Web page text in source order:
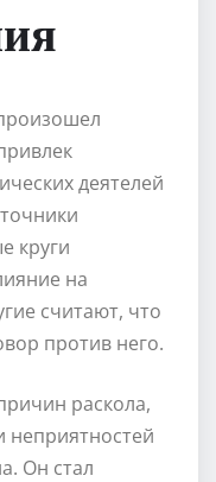
деятелей
круги
на
считают, что
против него.
раскола,
неприятностей
Он стал